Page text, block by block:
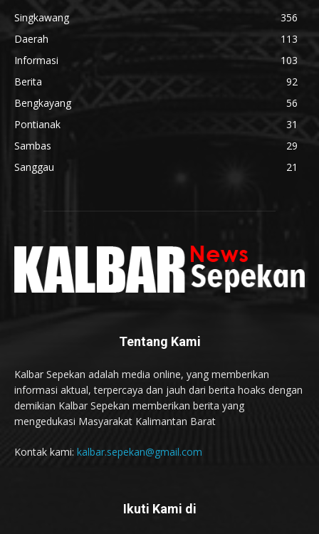
Singkawang
356
Daerah
113
Informasi
103
Berita
92
Bengkayang
56
Pontianak
31
Sambas
29
Sanggau
21
Tentang Kami
Kalbar Sepekan adalah media online, yang memberikan
informasi aktual, terpercaya dan jauh dari berita hoaks dengan
demikian Kalbar Sepekan memberikan berita yang
mengedukasi Masyarakat Kalimantan Barat
Kontak kami: kalbar.sepekan@gmail.com
Ikuti Kami di